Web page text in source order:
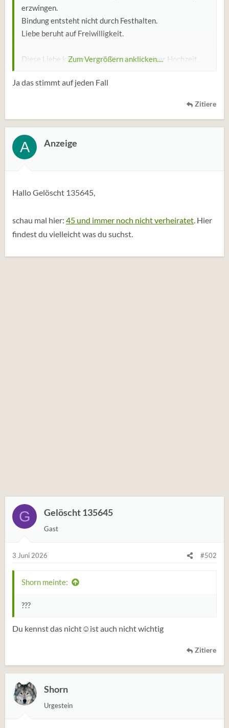
erzwingen.
Bindung entsteht nicht durch Festhalten.
Liebe beruht auf Freiwilligkeit.
Diese Liebe kann man mit Ringen, mit einer Hochzeit,
besiegeln.
Doch vorher muss sie entstehen dürfen.
Zum Vergrößern anklicken....
Ja das stimmt auf jeden Fall
Zitiere
A Anzeige
Hallo Gelöscht 135645,
schau mal hier: 45 und immer noch nicht verheiratet. Hier
findest du vielleicht was du suchst.
G Gelöscht 135645
Gast
3 Juni 2026 #502
Shorn meinte:
???
Du kennst das nicht☺️ist auch nicht wichtig
Zitiere
Shorn
Urgestein